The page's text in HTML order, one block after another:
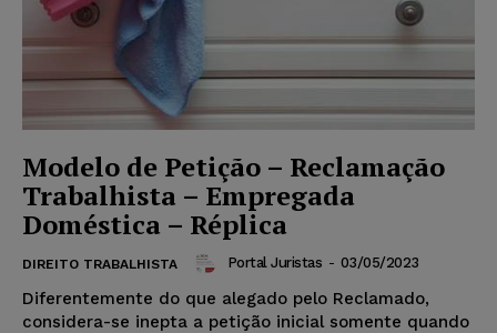
Modelo de Petição – Reclamação
Trabalhista – Empregada
Doméstica – Réplica
DIREITO TRABALHISTA Portal Juristas - 03/05/2023
Diferentemente do que alegado pelo Reclamado,
considera-se inepta a petição inicial somente quando